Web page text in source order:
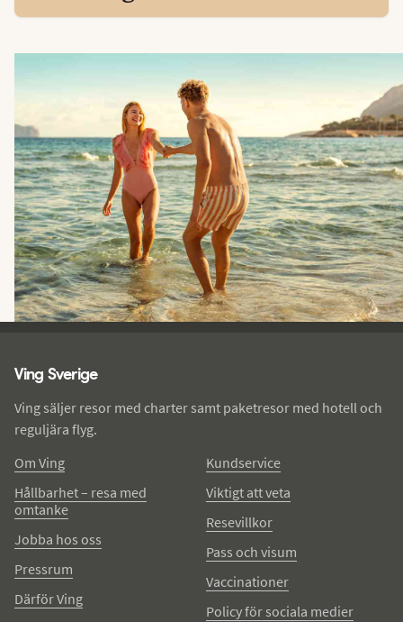
Ving Sverige
Ving säljer resor med charter samt paketresor med hotell och
reguljära flyg.
Om Ving
Hållbarhet – resa med
omtanke
Jobba hos oss
Pressrum
Därför Ving
Kundservice
Viktigt att veta
Resevillkor
Pass och visum
Vaccinationer
Policy för sociala medier